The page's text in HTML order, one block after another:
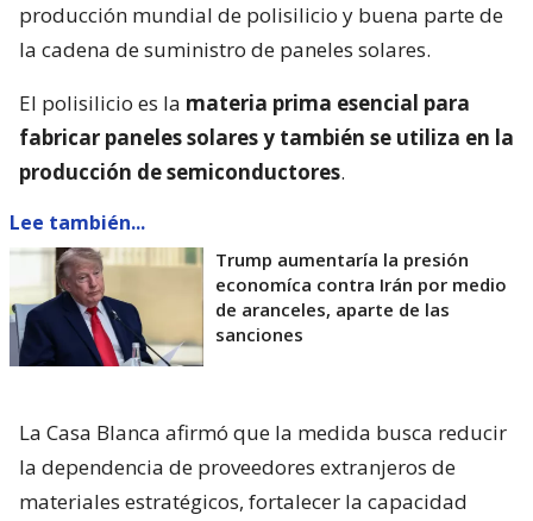
producción mundial de polisilicio y buena parte de
la cadena de suministro de paneles solares.
El polisilicio es la materia prima esencial para
fabricar paneles solares y también se utiliza en la
producción de semiconductores.
Lee también...
Trump aumentaría la presión
economíca contra Irán por medio
de aranceles, aparte de las
sanciones
La Casa Blanca afirmó que la medida busca reducir
la dependencia de proveedores extranjeros de
materiales estratégicos, fortalecer la capacidad